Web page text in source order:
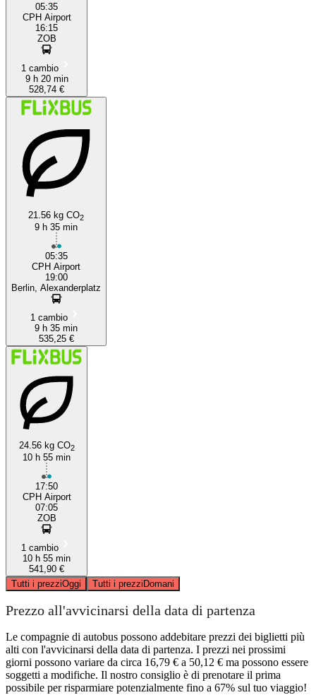
05:35
CPH Airport
16:15
ZOB
1 cambio
9 h 20 min
528,74 €
21.56 kg CO2
9 h 35 min
05:35
CPH Airport
19:00
Berlin, Alexanderplatz
1 cambio
9 h 35 min
535,25 €
24.56 kg CO2
10 h 55 min
17:50
CPH Airport
07:05
ZOB
1 cambio
10 h 55 min
541,90 €
Tutti i prezziOggi Tutti i prezziDomani
Prezzo all'avvicinarsi della data di partenza
Le compagnie di autobus possono addebitare prezzi dei biglietti più
alti con l'avvicinarsi della data di partenza. I prezzi nei prossimi
giorni possono variare da circa 16,79 € a 50,12 € ma possono essere
soggetti a modifiche. Il nostro consiglio è di prenotare il prima
possibile per risparmiare potenzialmente fino a 67% sul tuo viaggio!